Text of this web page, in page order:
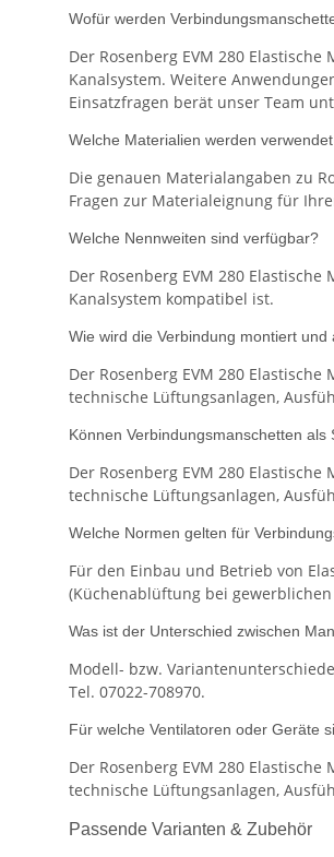
Wofür werden
Der Rosenberg EVM 280
Kanalsystem. Weitere
Einsatzfragen berät unser Team
Welche Materialien werden
Die genauen Materialangaben zu
Fragen zur Materialeignung für
Welche Nennweiten sind verfügbar?
Der Rosenberg EVM 280
Kanalsystem kompatibel ist.
Wie wird die Verbindung montiert und
Der Rosenberg EVM 280
technische Lüftungsanlagen,
Können Verbindungsmanschetten
Der Rosenberg EVM 280
technische Lüftungsanlagen,
Welche Normen gelten für
Für den Einbau und Betrieb von
(Küchenablüftung bei
Was ist der Unterschied zwischen
Modell- bzw.
Tel. 07022-708970.
Für welche Ventilatoren oder Geräte
Der Rosenberg EVM 280
technische Lüftungsanlagen,
Passende Varianten & Zubehör